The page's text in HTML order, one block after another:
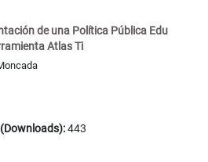
de una Política Pública Edu
Atlas Ti
443